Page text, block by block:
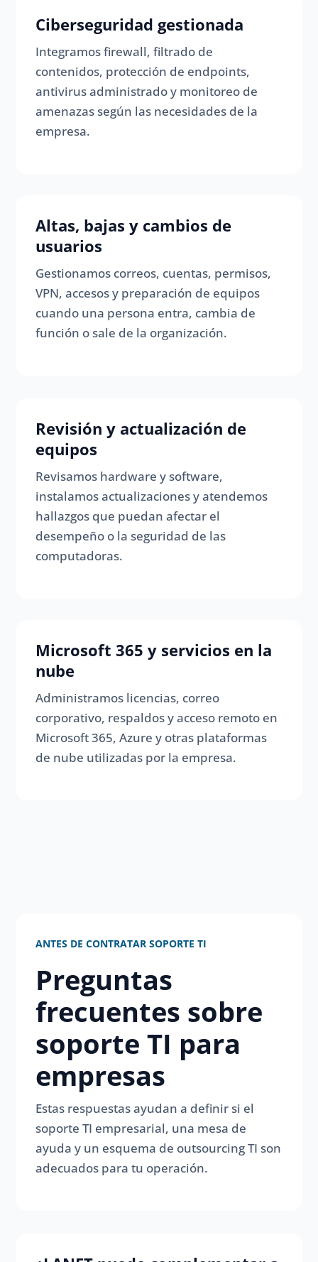
Ciberseguridad gestionada
Integramos firewall, filtrado de
contenidos, protección de endpoints,
antivirus administrado y monitoreo de
amenazas según las necesidades de la
empresa.
Altas, bajas y cambios de
usuarios
Gestionamos correos, cuentas, permisos,
VPN, accesos y preparación de equipos
cuando una persona entra, cambia de
función o sale de la organización.
Revisión y actualización de
equipos
Revisamos hardware y software,
instalamos actualizaciones y atendemos
hallazgos que puedan afectar el
desempeño o la seguridad de las
computadoras.
Microsoft 365 y servicios en la
nube
Administramos licencias, correo
corporativo, respaldos y acceso remoto en
Microsoft 365, Azure y otras plataformas
de nube utilizadas por la empresa.
ANTES DE CONTRATAR SOPORTE TI
Preguntas
frecuentes sobre
soporte TI para
empresas
Estas respuestas ayudan a definir si el
soporte TI empresarial, una mesa de
ayuda y un esquema de outsourcing TI son
adecuados para tu operación.